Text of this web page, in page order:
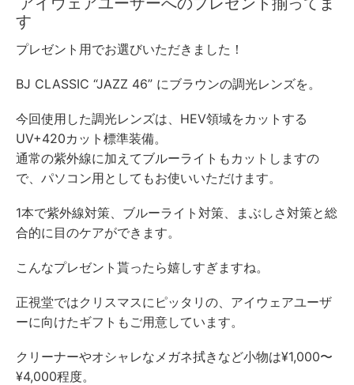
アイウェアユーザーへのプレゼント揃ってま
す
プレゼント用でお選びいただきました！
BJ CLASSIC “JAZZ 46” にブラウンの調光レンズを。
今回使用した調光レンズは、HEV領域をカットする
UV+420カット標準装備。
通常の紫外線に加えてブルーライトもカットしますの
で、パソコン用としてもお使いいただけます。
1本で紫外線対策、ブルーライト対策、まぶしさ対策と総
合的に目のケアができます。
こんなプレゼント貰ったら嬉しすぎますね。
正視堂ではクリスマスにピッタリの、アイウェアユーザ
ーに向けたギフトもご用意しています。
クリーナーやオシャレなメガネ拭きなど小物は¥1,000〜
¥4,000程度。